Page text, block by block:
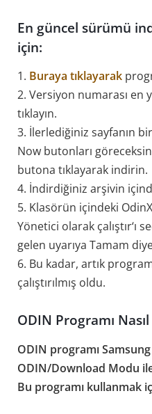
En güncel sürümü
için:
1. Buraya tıklayarak
2. Versiyon numarası
tıklayın.
3. İlerlediğiniz sayfanın
Now butonları
butona tıklayarak indirin.
4. İndirdiğiniz arşivin
5. Klasörün içindeki
Yönetici olarak çalıştır‘ı
gelen uyarıya Tamam
6. Bu kadar, artık
çalıştırılmış oldu.
ODIN Programı Nasıl
ODIN programı
ODIN/Download Modu ile
Bu programı kullanmak